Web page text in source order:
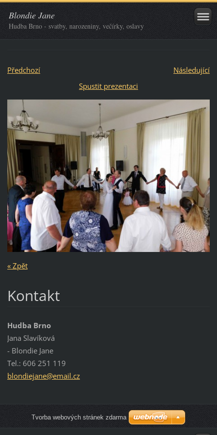
Blondie Jane
Hudba Brno - svatby, narozeniny, večírky, oslavy
Předchozí
Následující
Spustit prezentaci
« Zpět
Kontakt
Hudba Brno
Jana Slavíková
- Blondie Jane
Tel.: 606 251 119
blondiejane@email.cz
Tvorba webových stránek zdarma